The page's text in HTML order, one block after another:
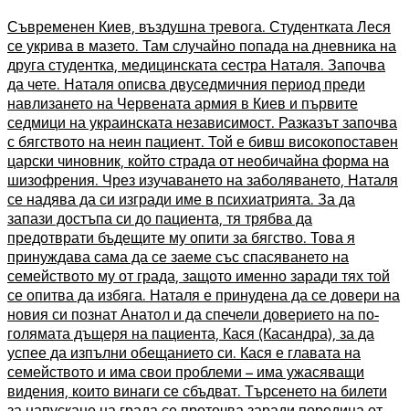
Съвременен Киев, въздушна тревога. Студентката Леся
се укрива в мазето. Там случайно попада на дневника на
друга студентка, медицинската сестра Наталя. Започва
да чете. Наталя описва двуседмичния период преди
навлизането на Червената армия в Киев и първите
седмици на украинската независимост. Разказът започва
с бягството на неин пациент. Той е бивш високопоставен
царски чиновник, който страда от необичайна форма на
шизофрения. Чрез изучаването на заболяването, Наталя
се надява да си изгради име в психиатрията. За да
запази достъпа си до пациента, тя трябва да
предотврати бъдещите му опити за бягство. Това я
принуждава сама да се заеме със спасяването на
семейството му от града, защото именно заради тях той
се опитва да избяга. Наталя е принудена да се довери на
новия си познат Анатол и да спечели доверието на по-
голямата дъщеря на пациента, Кася (Касандра), за да
успее да изпълни обещанието си. Кася е главата на
семейството и има свои проблеми – има ужасяващи
видения, които винаги се сбъдват. Търсенето на билети